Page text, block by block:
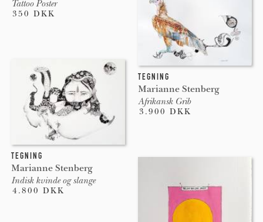
Tattoo Poster
350 DKK
TEGNING
Marianne Stenberg
Afrikansk Grib
3.900 DKK
TEGNING
Marianne Stenberg
Indisk kvinde og slange
4.800 DKK